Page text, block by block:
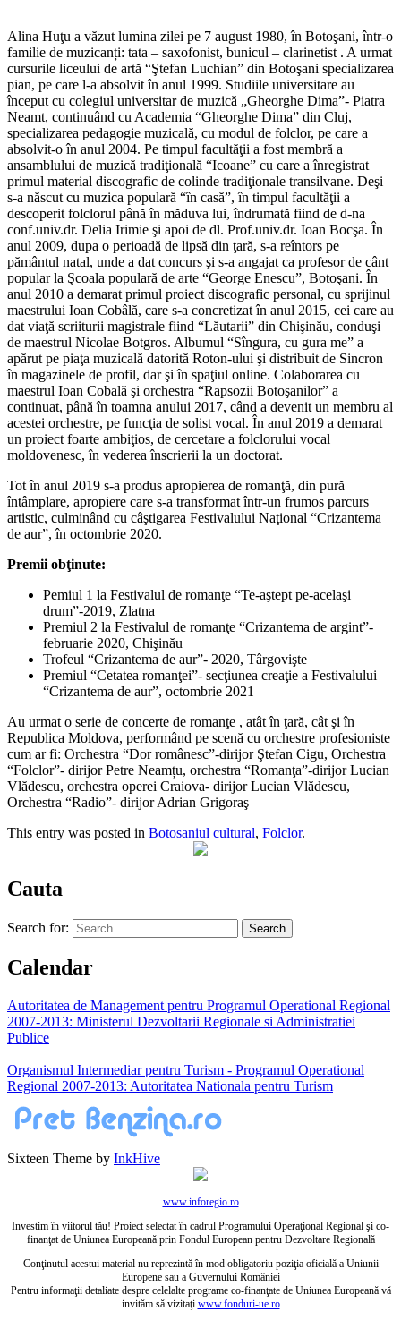
Alina Huţu a văzut lumina zilei pe 7 august 1980, în Botoşani, într-o
familie de muzicanți: tata – saxofonist, bunicul – clarinetist . A urmat
cursurile liceului de artă “Ştefan Luchian” din Botoşani specializarea
pian, pe care l-a absolvit în anul 1999. Studiile universitare au
început cu colegiul universitar de muzică „Gheorghe Dima”- Piatra
Neamt, continuând cu Academia “Gheorghe Dima” din Cluj,
specializarea pedagogie muzicală, cu modul de folclor, pe care a
absolvit-o în anul 2004. Pe timpul facultăţii a fost membră a
ansamblului de muzică tradiţională “Icoane” cu care a înregistrat
primul material discografic de colinde tradiţionale transilvane. Deşi
s-a născut cu muzica populară “în casă”, în timpul facultăţii a
descoperit folclorul până în măduva lui, îndrumată fiind de d-na
conf.univ.dr. Delia Irimie şi apoi de dl. Prof.univ.dr. Ioan Bocşa. În
anul 2009, dupa o perioadă de lipsă din ţară, s-a reîntors pe
pământul natal, unde a dat concurs şi s-a angajat ca profesor de cânt
popular la Şcoala populară de arte “George Enescu”, Botoşani. În
anul 2010 a demarat primul proiect discografic personal, cu sprijinul
maestrului Ioan Cobâlă, care s-a concretizat în anul 2015, cei care au
dat viaţă scriiturii magistrale fiind “Lăutarii” din Chişinău, conduşi
de maestrul Nicolae Botgros. Albumul “Sîngura, cu gura me” a
apărut pe piaţa muzicală datorită Roton-ului şi distribuit de Sincron
în magazinele de profil, dar şi în spaţiul online. Colaborarea cu
maestrul Ioan Cobală şi orchestra “Rapsozii Botoşanilor” a
continuat, până în toamna anului 2017, când a devenit un membru al
acestei orchestre, pe funcţia de solist vocal. În anul 2019 a demarat
un proiect foarte ambiţios, de cercetare a folclorului vocal
moldovenesc, în vederea înscrierii la un doctorat.
Tot în anul 2019 s-a produs apropierea de romanţă, din pură
întâmplare, apropiere care s-a transformat într-un frumos parcurs
artistic, culminând cu câştigarea Festivalului Naţional “Crizantema
de aur”, în octombrie 2020.
Premii obţinute:
Pemiul 1 la Festivalul de romanţe “Te-aştept pe-acelaşi
drum”-2019, Zlatna
Premiul 2 la Festivalul de romanţe “Crizantema de argint”-
februarie 2020, Chişinău
Trofeul “Crizantema de aur”- 2020, Târgovişte
Premiul “Cetatea romanţei”- secţiunea creaţie a Festivalului
“Crizantema de aur”, octombrie 2021
Au urmat o serie de concerte de romanţe , atât în ţară, cât şi în
Republica Moldova, performând pe scenă cu orchestre profesioniste
cum ar fi: Orchestra “Dor românesc”-dirijor Ştefan Cigu, Orchestra
“Folclor”- dirijor Petre Neamțu, orchestra “Romanţa”-dirijor Lucian
Vlădescu, orchestra operei Craiova- dirijor Lucian Vlădescu,
Orchestra “Radio”- dirijor Adrian Grigoraş
This entry was posted in Botosaniul cultural, Folclor.
Cauta
Search for:
Calendar
Autoritatea de Management pentru Programul Operational Regional
2007-2013: Ministerul Dezvoltarii Regionale si Administratiei
Publice
Organismul Intermediar pentru Turism - Programul Operational
Regional 2007-2013: Autoritatea Nationala pentru Turism
Sixteen Theme by InkHive
www.inforegio.ro
Investim în viitorul tău! Proiect selectat în cadrul Programului Operaţional Regional şi co-
finanţat de Uniunea Europeană prin Fondul European pentru Dezvoltare Regională
Conţinutul acestui material nu reprezintă în mod obligatoriu poziţia oficială a Uniunii
Europene sau a Guvernului României
Pentru informaţii detaliate despre celelalte programe co-finanţate de Uniunea Europeană vă
invităm să vizitaţi www.fonduri-ue.ro